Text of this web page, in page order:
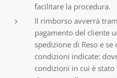
facilitare la procedura.
Il rimborso avverrà
pagamento del cliente
spedizione di Reso e
condizioni indicate:
condizioni in cui è